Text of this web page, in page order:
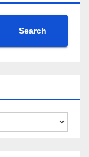
Search